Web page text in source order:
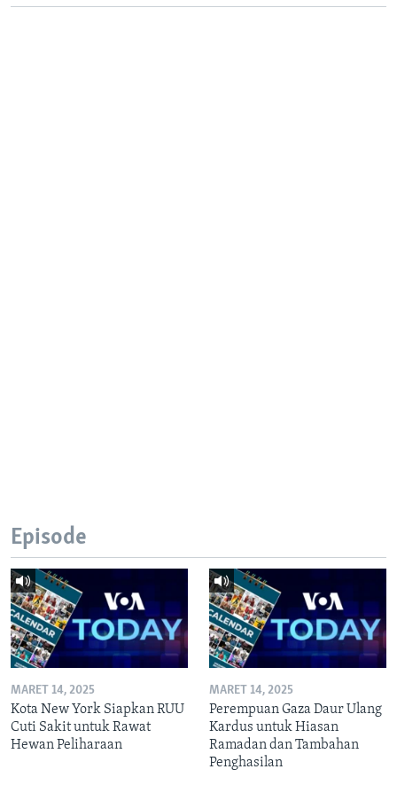
Episode
MARET 14, 2025
Kota New York Siapkan RUU
Cuti Sakit untuk Rawat
Hewan Peliharaan
MARET 14, 2025
Perempuan Gaza Daur Ulang
Kardus untuk Hiasan
Ramadan dan Tambahan
Penghasilan